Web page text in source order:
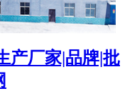
产厂家|品牌|批